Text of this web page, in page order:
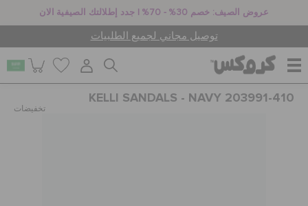
عروض الصيف: خصم 30% - 70% | جدد إطلالتك الصيفية الان
توصيل مجاني لجميع الطلبيات
KELLI SANDALS - NAVY 203991-410
تخفيضات